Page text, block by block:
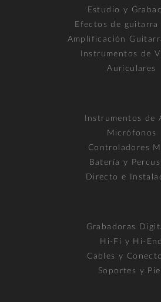
Estudio y
Efectos de guitarra
Amplificación
Instrumentos de
Auriculares
Instrumentos de
Micrófonos
Controladores
Batería y
Directo e
Grabadoras
Hi-Fi y Hi-End
Cables y
Soportes y